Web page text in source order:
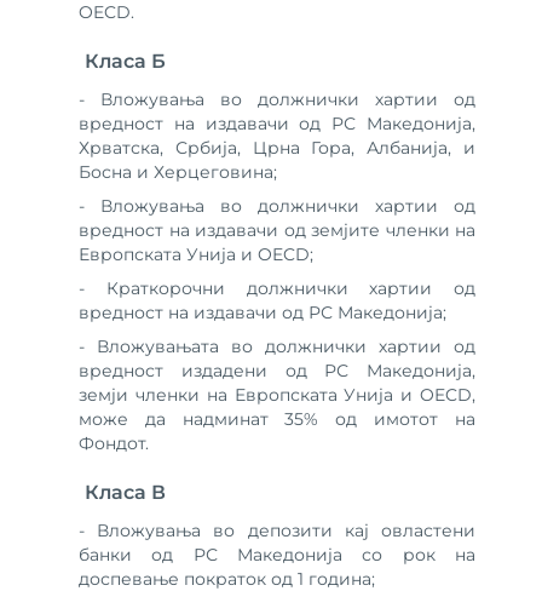
OECD.
Класа Б
- Вложувања во должнички хартии од
вредност на издавачи од РС Македонија,
Хрватска, Србија, Црна Гора, Албанија, и
Босна и Херцеговина;
- Вложувања во должнички хартии од
вредност на издавачи од земјите членки на
Европската Унија и OECD;
- Краткорочни должнички хартии од
вредност на издавачи од РС Македонија;
- Вложувањата во должнички хартии од
вредност издадени од РС Македонија,
земји членки на Европската Унија и OECD,
може да надминат 35% од имотот на
Фондот.
Класа В
- Вложувања во депозити кај овластени
банки од РС Македонија со рок на
доспевање пократок од 1 година;